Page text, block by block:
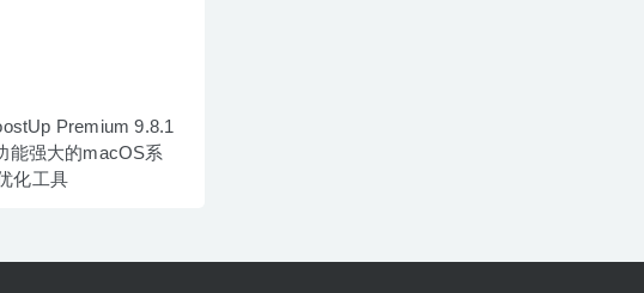
Premium 9.8.1
能强大的macOS系
化工具